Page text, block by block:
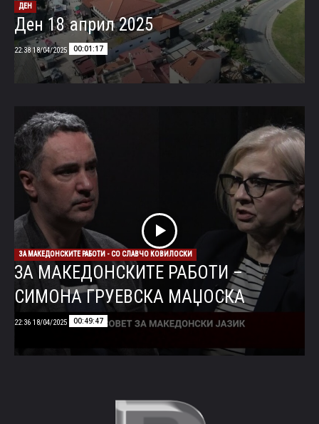
ДЕН
Ден 18 април 2025
00:01:17
18/04/2025 22:38
ЗА МАКЕДОНСКИТЕ РАБОТИ - СО СЛАВЧО КОВИЛОСКИ
ЗА МАКЕДОНСКИТЕ РАБОТИ –
СИМОНА ГРУЕВСКА МАЏОСКА
00:49:47
18/04/2025 22:36